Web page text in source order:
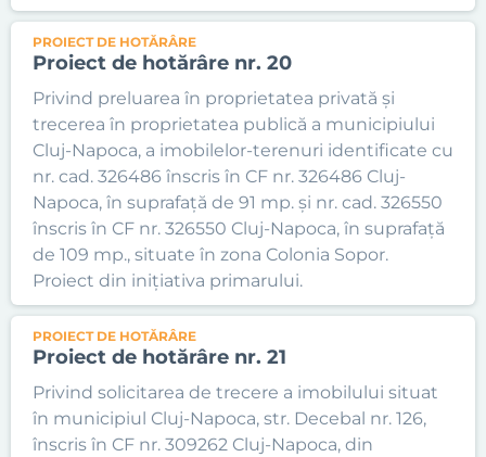
PROIECT DE HOTĂRÂRE
Proiect de hotărâre nr. 20
Privind preluarea în proprietatea privată și
trecerea în proprietatea publică a municipiului
Cluj-Napoca, a imobilelor-terenuri identificate cu
nr. cad. 326486 înscris în CF nr. 326486 Cluj-
Napoca, în suprafață de 91 mp. și nr. cad. 326550
înscris în CF nr. 326550 Cluj-Napoca, în suprafață
de 109 mp., situate în zona Colonia Sopor.
Proiect din inițiativa primarului.
PROIECT DE HOTĂRÂRE
Proiect de hotărâre nr. 21
Privind solicitarea de trecere a imobilului situat
în municipiul Cluj-Napoca, str. Decebal nr. 126,
înscris în CF nr. 309262 Cluj-Napoca, din